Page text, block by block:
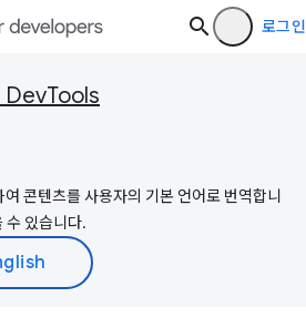
로그인
콘텐츠를 사용자의 기본 언어로 번역합니
수 있습니다.